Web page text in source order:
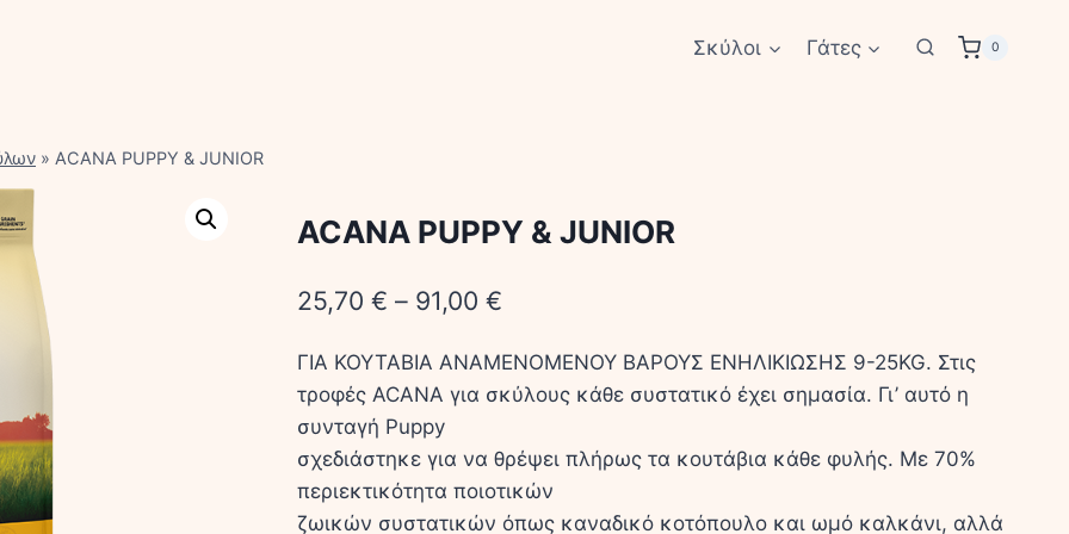
Σκύλοι Γάτες 0
» ACANA PUPPY & JUNIOR
ACANA PUPPY & JUNIOR
25,70 € – 91,00 €
ΓΙΑ ΚΟΥΤΑΒΙΑ ΑΝΑΜΕΝΟΜΕΝΟΥ ΒΑΡΟΥΣ ΕΝΗΛΙΚΙΩΣΗΣ 9-25KG. Στις
τροφές ACANA για σκύλους κάθε συστατικό έχει σημασία. Γι’ αυτό η
συνταγή Puppy
σχεδιάστηκε για να θρέψει πλήρως τα κουτάβια κάθε φυλής. Με 70%
περιεκτικότητα ποιοτικών
ζωικών συστατικών όπως καναδικό κοτόπουλο και ωμό καλκάνι, αλλά